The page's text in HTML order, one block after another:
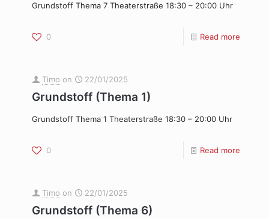
Grundstoff Thema 7 Theaterstraße 18:30 – 20:00 Uhr
0 Read more
Timo on 22/01/2025
Grundstoff (Thema 1)
Grundstoff Thema 1 Theaterstraße 18:30 – 20:00 Uhr
0 Read more
Timo on 22/01/2025
Grundstoff (Thema 6)